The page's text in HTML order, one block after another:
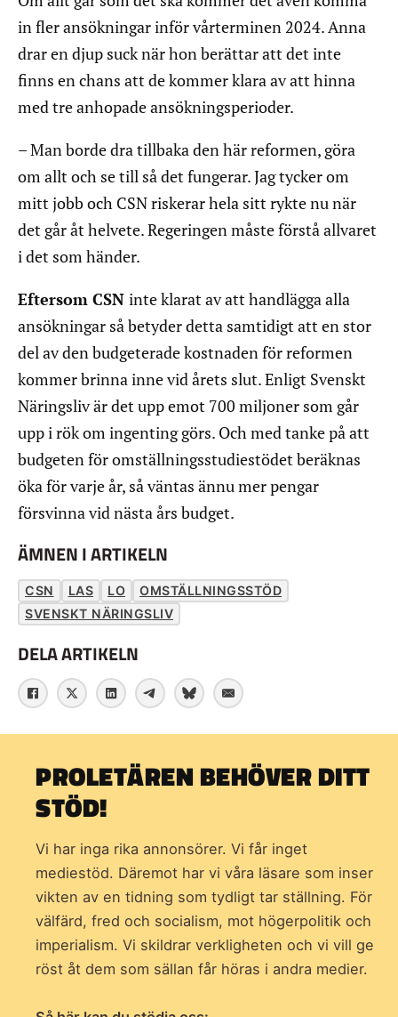
in fler ansökningar inför vårterminen 2024. Anna
drar en djup suck när hon berättar att det inte
finns en chans att de kommer klara av att hinna
med tre anhopade ansökningsperioder.
– Man borde dra tillbaka den här reformen, göra
om allt och se till så det fungerar. Jag tycker om
mitt jobb och CSN riskerar hela sitt rykte nu när
det går åt helvete. Regeringen måste förstå allvaret
i det som händer.
Eftersom CSN inte klarat av att handlägga alla
ansökningar så betyder detta samtidigt att en stor
del av den budgeterade kostnaden för reformen
kommer brinna inne vid årets slut. Enligt Svenskt
Näringsliv är det upp emot 700 miljoner som går
upp i rök om ingenting görs. Och med tanke på att
budgeten för omställningsstudiestödet beräknas
öka för varje år, så väntas ännu mer pengar
försvinna vid nästa års budget.
ÄMNEN I ARTIKELN
CSN LAS LO
OMSTÄLLNINGSSTÖD
SVENSKT NÄRINGSLIV
DELA ARTIKELN
PROLETÄREN BEHÖVER DITT
STÖD!
Vi har inga rika annonsörer. Vi får inget
mediestöd. Däremot har vi våra läsare som inser
vikten av en tidning som tydligt tar ställning. För
välfärd, fred och socialism, mot högerpolitik och
imperialism. Vi skildrar verkligheten och vi vill ge
röst åt dem som sällan får höras i andra medier.